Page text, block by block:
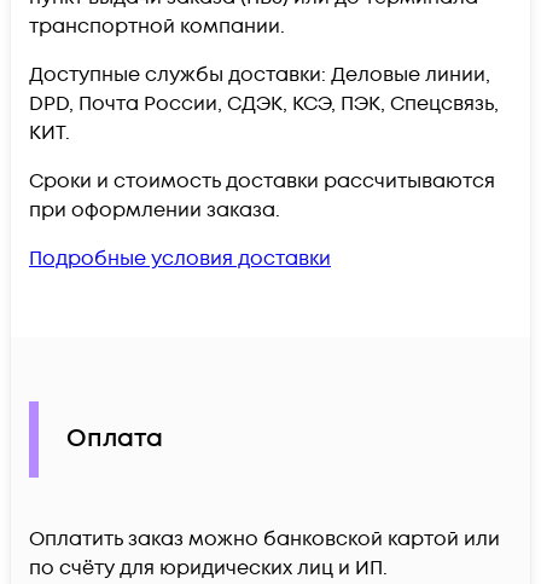
транспортной компании.
Доступные службы доставки: Деловые линии,
DPD, Почта России, СДЭК, КСЭ, ПЭК, Спецсвязь,
КИТ.
Сроки и стоимость доставки рассчитываются
при оформлении заказа.
Подробные условия доставки
Оплата
Оплатить заказ можно банковской картой или
по счёту для юридических лиц и ИП.